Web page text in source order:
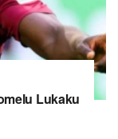
Lukaku